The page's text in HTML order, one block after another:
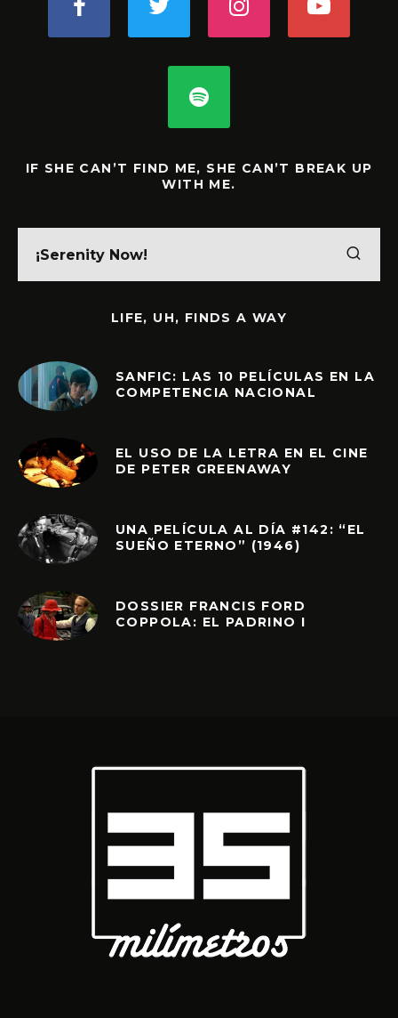
IF SHE CAN’T FIND ME, SHE CAN’T BREAK UP
WITH ME.
LIFE, UH, FINDS A WAY
SANFIC: LAS 10 PELÍCULAS EN LA
COMPETENCIA NACIONAL
EL USO DE LA LETRA EN EL CINE
DE PETER GREENAWAY
UNA PELÍCULA AL DÍA #142: “EL
SUEÑO ETERNO” (1946)
DOSSIER FRANCIS FORD
COPPOLA: EL PADRINO I